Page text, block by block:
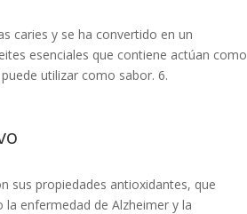
caries y se ha convertido en un
esenciales que contiene actúan como
utilizar como sabor. 6.
sus propiedades antioxidantes, que
enfermedad de Alzheimer y la